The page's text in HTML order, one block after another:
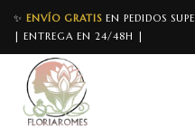
✨ ENVÍO GRATIS EN PEDIDOS
| ENTREGA EN 24/48H |